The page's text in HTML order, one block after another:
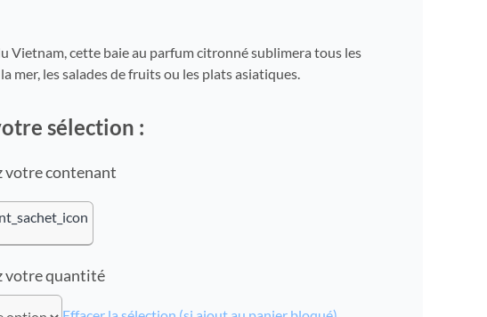
Vietnam, cette baie au parfum citronné sublimera tous les
mer, les salades de fruits ou les plats asiatiques.
sélection :
contenant
quantité